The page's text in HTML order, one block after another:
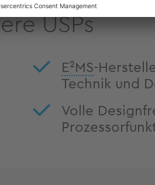
USPs
E²MS-
Technik und
Volle